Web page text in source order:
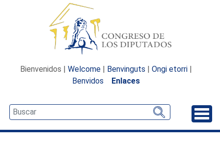
Bienvenidos | Welcome | Benvinguts | Ongi etorri |
Benvidos
Enlaces